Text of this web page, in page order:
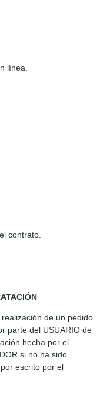
línea.
contrato.
de un pedido
parte del USUARIO de
hecha por el
si no ha sido
escrito por el